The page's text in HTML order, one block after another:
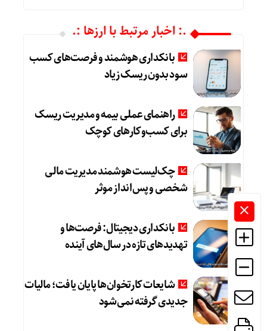
.: اخبار مرتبط با ارزها :.
بانکداری هوشمند و فرصت‌های کسب
سود بدون ریسک زیاد
راهنمای عملی بیمه و مدیریت ریسک
برای کسب‌وکارهای کوچک
چک‌لیست هوشمند مدیریت مالی
شخصی و پس‌انداز موثر
بانکداری دیجیتال: فرصت‌ها و
تهدیدهای تازه در سال‌های آینده
شایعات کارتخوان‌ها پایان یافت؛ مالیات
جدیدی گرفته نمی‌شود